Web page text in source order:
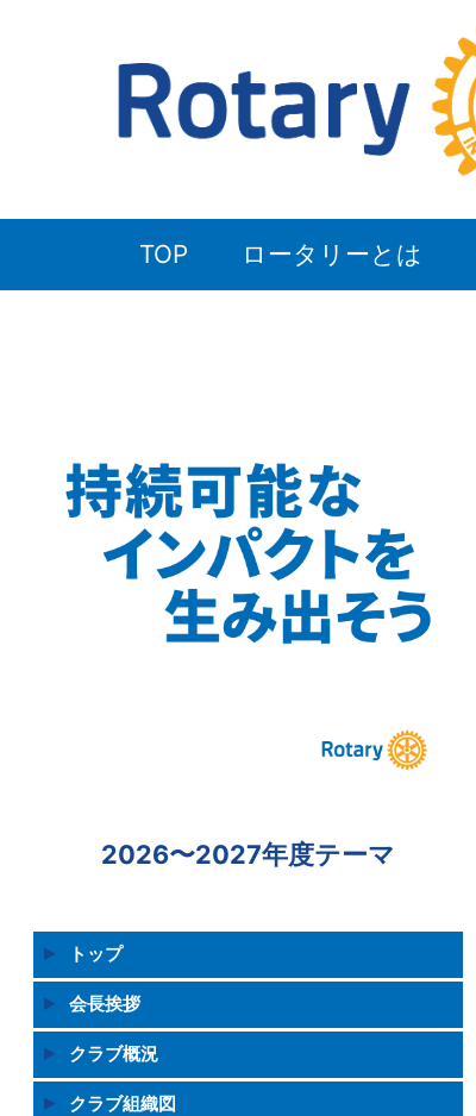
TOP ロータリーとは
2026〜2027年度テーマ
トップ
会長挨拶
クラブ概況
クラブ組織図